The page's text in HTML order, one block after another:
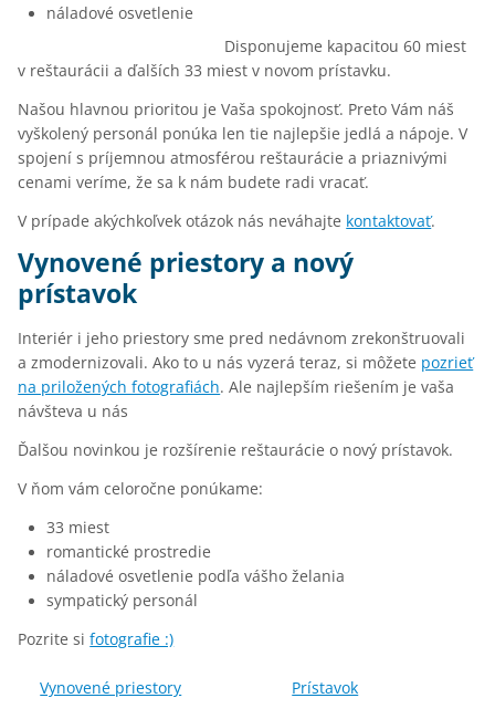
náladové osvetlenie
Disponujeme kapacitou 60 miest
v reštaurácii a ďalších 33 miest v novom prístavku.
Našou hlavnou prioritou je Vaša spokojnosť. Preto Vám náš
vyškolený personál ponúka len tie najlepšie jedlá a nápoje. V
spojení s príjemnou atmosférou reštaurácie a priaznivými
cenami veríme, že sa k nám budete radi vracať.
V prípade akýchkoľvek otázok nás neváhajte kontaktovať.
Vynovené priestory a nový
prístavok
Interiér i jeho priestory sme pred nedávnom zrekonštruovali
a zmodernizovali. Ako to u nás vyzerá teraz, si môžete pozrieť
na priložených fotografiách. Ale najlepším riešením je vaša
návšteva u nás
Ďalšou novinkou je rozšírenie reštaurácie o nový prístavok.
V ňom vám celoročne ponúkame:
33 miest
romantické prostredie
náladové osvetlenie podľa vášho želania
sympatický personál
Pozrite sifotografie :)
Vynovené priestory Prístavok